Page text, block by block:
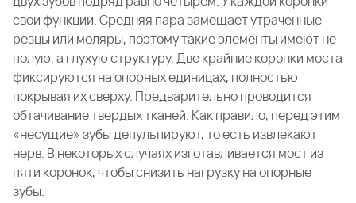
свои функции. Средняя пара замещает утраченные
резцы или моляры, поэтому такие элементы имеют не
полую, а глухую структуру. Две крайние коронки моста
фиксируются на опорных единицах, полностью
покрывая их сверху. Предварительно проводится
обтачивание твердых тканей. Как правило, перед этим
«несущие» зубы депульпируют, то есть извлекают
нерв. В некоторых случаях изготавливается мост из
пяти коронок, чтобы снизить нагрузку на опорные
зубы.